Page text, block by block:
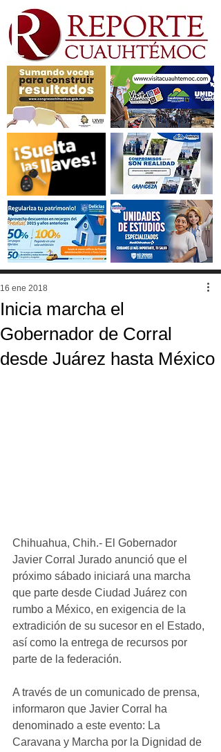
Inicia marcha el
Gobernador de Corral
desde Juárez hasta México
16 ene 2018
Chihuahua, Chih.- El Gobernador
Javier Corral Jurado anunció que el
próximo sábado iniciará una marcha
que parte desde Ciudad Juárez con
rumbo a México, en exigencia de la
extradición de su sucesor en el Estado,
así como la entrega de recursos por
parte de la federación.
A través de un comunicado de prensa,
informaron que Javier Corral ha
denominado a este evento: La
Caravana y Marcha por la Dignidad de